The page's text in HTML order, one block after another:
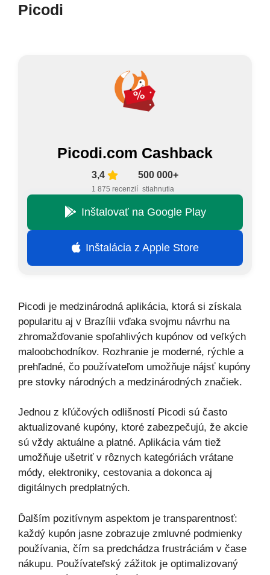
Picodi
Picodi.com Cashback
3,4
1 875 recenzií
500 000+
stiahnutia
Inštalovať na Google Play
Inštalácia z Apple Store
Picodi je medzinárodná aplikácia, ktorá si získala
popularitu aj v Brazílii vďaka svojmu návrhu na
zhromažďovanie spoľahlivých kupónov od veľkých
maloobchodníkov. Rozhranie je moderné, rýchle a
prehľadné, čo používateľom umožňuje nájsť kupóny
pre stovky národných a medzinárodných značiek.
Jednou z kľúčových odlišností Picodi sú často
aktualizované kupóny, ktoré zabezpečujú, že akcie
sú vždy aktuálne a platné. Aplikácia vám tiež
umožňuje ušetriť v rôznych kategóriách vrátane
módy, elektroniky, cestovania a dokonca aj
digitálnych predplatných.
Ďalším pozitívnym aspektom je transparentnosť:
každý kupón jasne zobrazuje zmluvné podmienky
používania, čím sa predchádza frustráciám v čase
nákupu. Používateľský zážitok je optimalizovaný